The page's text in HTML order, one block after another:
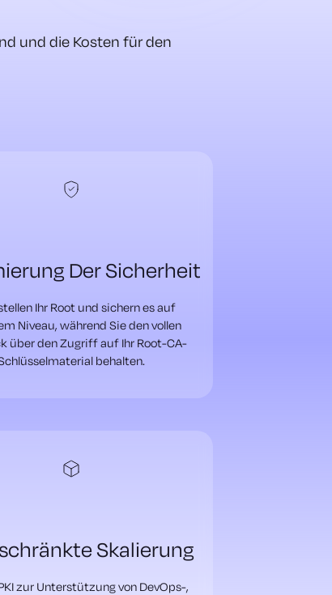
und die Kosten für den
Der Sicherheit
Ihr Root und sichern es auf
Niveau, während Sie den vollen
über den Zugriff auf Ihr Root-CA-
behalten.
Skalierung
zur Unterstützung von DevOps-,